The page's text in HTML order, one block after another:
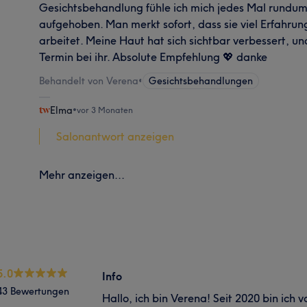
Gesichtsbehandlung fühle ich mich jedes Mal
aufgehoben. Man merkt sofort, dass sie viel
arbeitet. Meine Haut hat sich sichtbar verbessert,
Termin bei ihr. Absolute Empfehlung 💖 danke
Behandelt von Verena• Gesichtsbehandlungen
Elma•vor 3 Monaten
Salonantwort anzeigen
Mehr anzeigen...
Bewertungen
Info
Hallo, ich bin Verena! Seit 2020 bin ich